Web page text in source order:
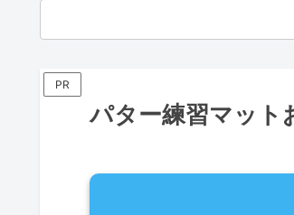
PR
パター練習マット